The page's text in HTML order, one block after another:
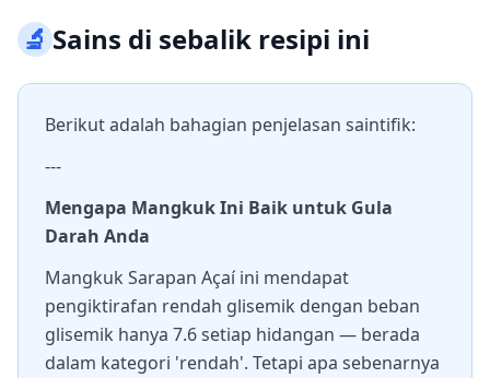
🔬Sains di sebalik resipi ini
Berikut adalah bahagian penjelasan saintifik:
---
Mengapa Mangkuk Ini Baik untuk Gula
Darah Anda
Mangkuk Sarapan Açaí ini mendapat
pengiktirafan rendah glisemik dengan beban
glisemik hanya 7.6 setiap hidangan — berada
dalam kategori 'rendah'. Tetapi apa sebenarnya